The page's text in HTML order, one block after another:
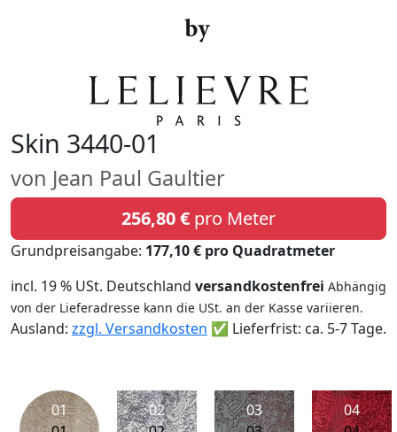
Skin 3440-01
von Jean Paul Gaultier
256,80 € pro Meter
Grundpreisangabe: 177,10 € pro Quadratmeter
incl. 19 % USt. Deutschland versandkostenfrei Abhängig
von der Lieferadresse kann die USt. an der Kasse variieren.
Ausland: zzgl. Versandkosten ✅ Lieferfrist: ca. 5-7 Tage.
01
02
03
04